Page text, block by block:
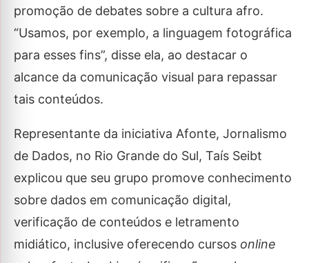
promoção de debates sobre a cultura afro.
“Usamos, por exemplo, a linguagem fotográfica
para esses fins”, disse ela, ao destacar o
alcance da comunicação visual para repassar
tais conteúdos.
Representante da iniciativa Afonte, Jornalismo
de Dados, no Rio Grande do Sul, Taís Seibt
explicou que seu grupo promove conhecimento
sobre dados em comunicação digital,
verificação de conteúdos e letramento
midiático, inclusive oferecendo cursos online